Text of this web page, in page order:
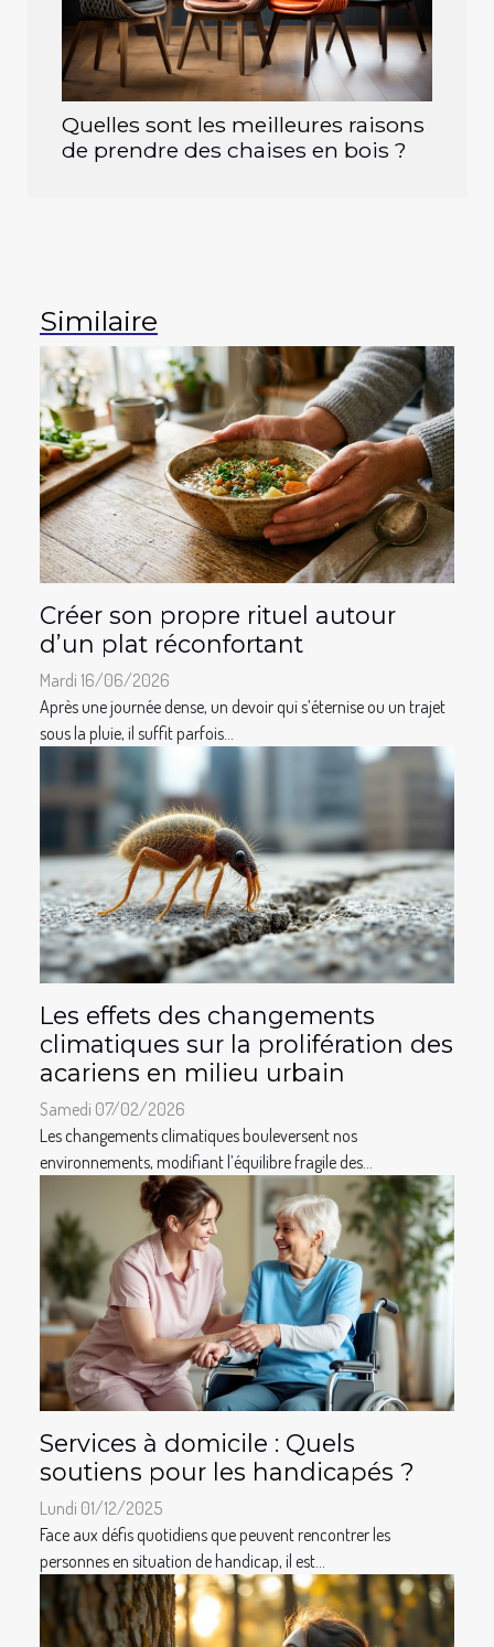
Quelles sont les meilleures raisons
de prendre des chaises en bois ?
Similaire
Créer son propre rituel autour
d’un plat réconfortant
Mardi 16/06/2026
Après une journée dense, un devoir qui s’éternise ou un trajet
sous la pluie, il suffit parfois...
Les effets des changements
climatiques sur la prolifération des
acariens en milieu urbain
Samedi 07/02/2026
Les changements climatiques bouleversent nos
environnements, modifiant l’équilibre fragile des...
Services à domicile : Quels
soutiens pour les handicapés ?
Lundi 01/12/2025
Face aux défis quotidiens que peuvent rencontrer les
personnes en situation de handicap, il est...